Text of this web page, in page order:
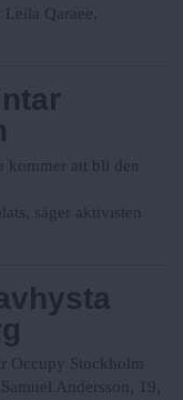
Qaraee,
kommer att bli den
säger aktivisten
Occupy Stockholm
Andersson, 19,